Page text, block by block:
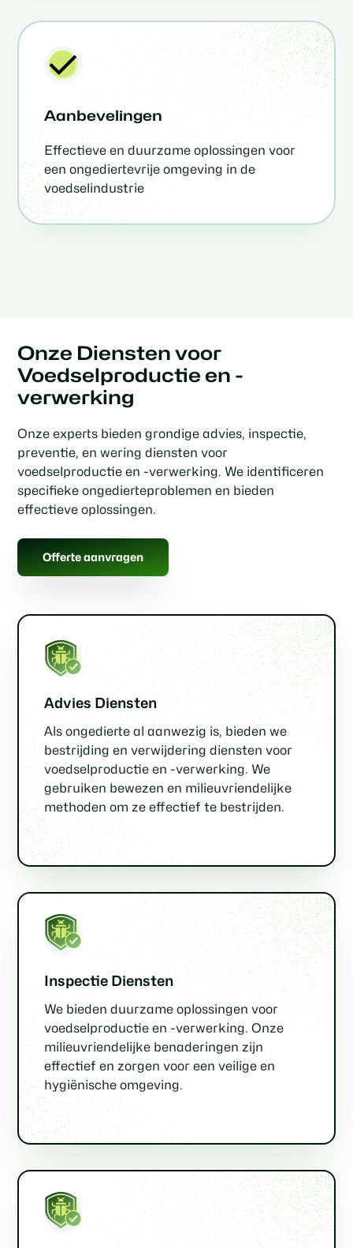
Aanbevelingen
Effectieve en duurzame oplossingen voor
een ongediertevrije omgeving in de
voedselindustrie
Onze Diensten voor
Voedselproductie en -
verwerking
Onze experts bieden grondige advies, inspectie,
preventie, en wering diensten voor
voedselproductie en -verwerking. We identificeren
specifieke ongedierteproblemen en bieden
effectieve oplossingen.
Offerte aanvragen
Advies Diensten
Als ongedierte al aanwezig is, bieden we
bestrijding en verwijdering diensten voor
voedselproductie en -verwerking. We
gebruiken bewezen en milieuvriendelijke
methoden om ze effectief te bestrijden.
Inspectie Diensten
We bieden duurzame oplossingen voor
voedselproductie en -verwerking. Onze
milieuvriendelijke benaderingen zijn
effectief en zorgen voor een veilige en
hygiënische omgeving.